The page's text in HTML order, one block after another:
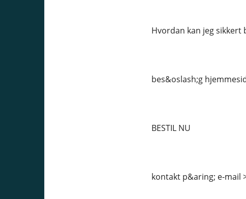
Hvordan kan jeg sikkert
bes&oslash;g
BESTIL NU
kontakt p&aring; e-mail